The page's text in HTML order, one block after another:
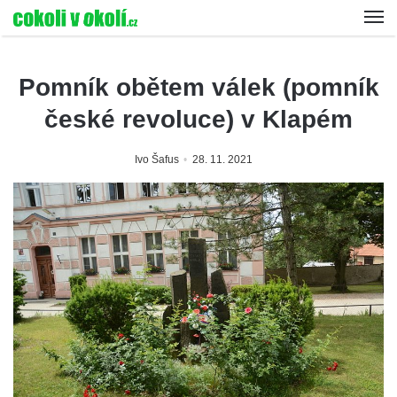
Pomník obětem válek (pomník
české revoluce) v Klapém
Ivo Šafus 28. 11. 2021